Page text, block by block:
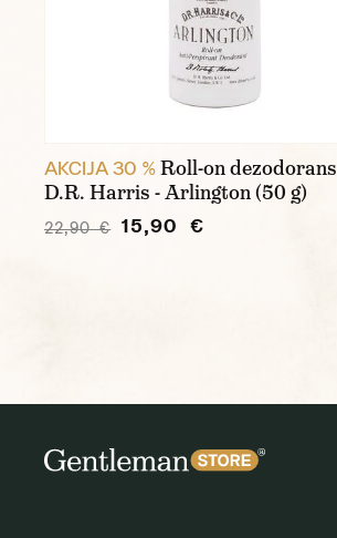
AKCIJA 30 %Roll-on dezodorans
D.R. Harris - Arlington (50 g)
22,90 € 15,90 €